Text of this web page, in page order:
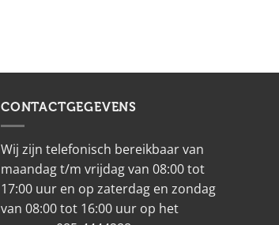
CONTACTGEGEVENS
Wij zijn telefonisch bereikbaar van
maandag t/m vrijdag van 08:00 tot
17:00 uur en op zaterdag en zondag
van 08:00 tot 16:00 uur op het